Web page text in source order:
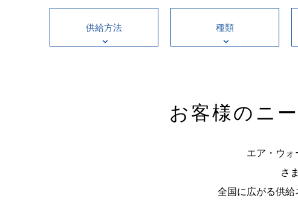
供給方法 種類
お客様のニ
エア・ウォ
さ
全国に広がる供給